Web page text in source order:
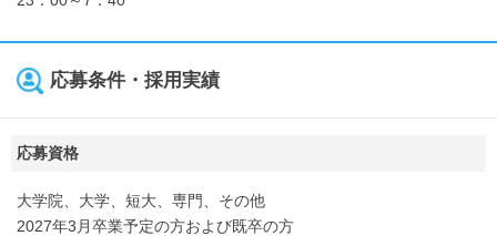
応募条件・採用実績
応募資格
大学院、大学、短大、専門、その他
2027年3月卒業予定の方および既卒の方